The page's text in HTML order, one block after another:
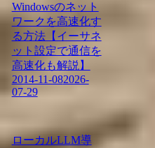
Windowsのネット
ワークを高速化す
る方法【イーサネ
ット設定で通信を
高速化も解説】
2014-11-082026-
07-29
ローカルLLM導